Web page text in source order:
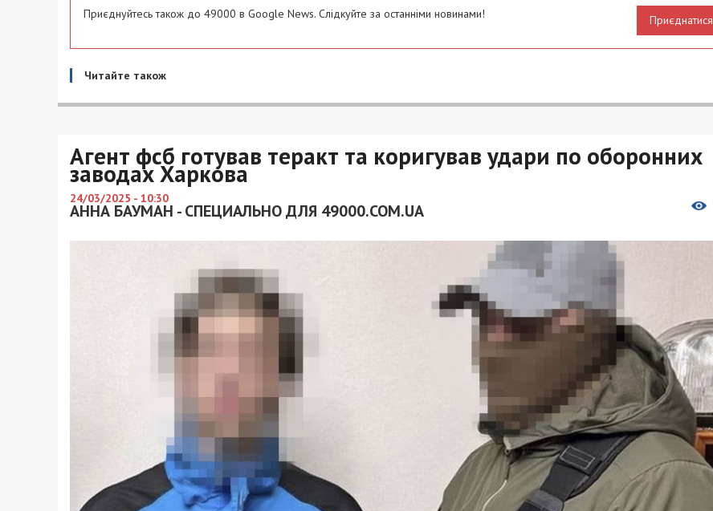
Приєднуйтесь також до 49000 в Google News. Слідкуйте за останніми новинами! Приєднатися
Читайте також
Агент фсб готував теракт та коригував удари по оборонних
заводах Харкова
24/03/2025 - 10:30
АННА БАУМАН - СПЕЦИАЛЬНО ДЛЯ 49000.COM.UA